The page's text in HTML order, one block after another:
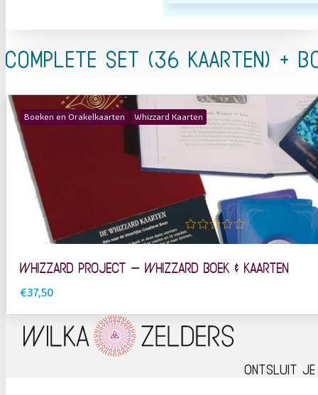
complete set (36 kaarten) +
Boeken en Orakelkaarten Whizzard Kaarten
0 out of 5
Whizzard Project – Whizzard Boek & Kaarten
€37,50
Ontsluit je